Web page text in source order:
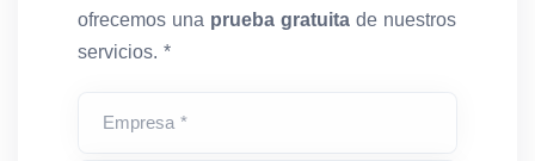
ofrecemos una prueba gratuita de nuestros
servicios. *
Empresa *